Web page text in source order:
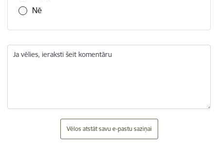
Nē
Ja vēlies, ieraksti šeit komentāru
Vēlos atstāt savu e-pastu saziņai